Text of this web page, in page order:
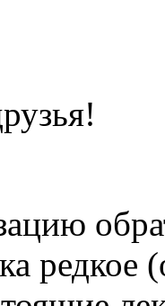
редкое